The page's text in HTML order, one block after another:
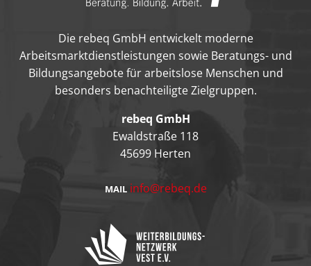
Die rebeq GmbH entwickelt moderne
Arbeitsmarktdienstleistungen sowie Beratungs- und
Bildungsangebote für arbeitslose Menschen und
besonders benachteiligte Zielgruppen.
rebeq GmbH
Ewaldstraße 118
45699 Herten
MAIL info@rebeq.de